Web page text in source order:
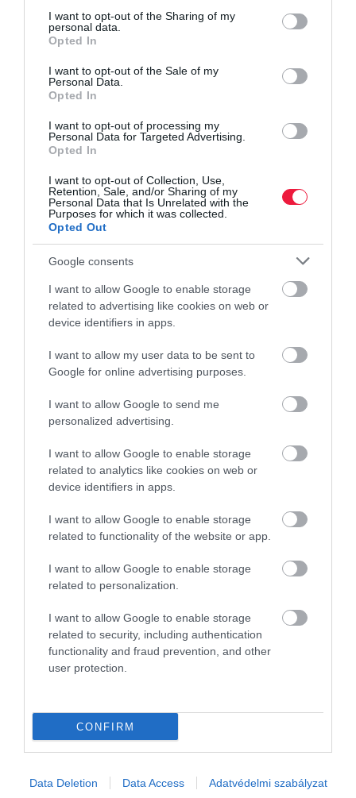
not limited to your visit or usage behaviour. You may click to
grant or deny consent to Google and its third-party tags to
use your data for below specified purposes in below Google
consent section.
I want to opt-out of the Sharing of my
personal data.
Opted In
I want to opt-out of the Sale of my
Personal Data.
Opted In
I want to opt-out of processing my
Personal Data for Targeted Advertising.
Opted In
I want to opt-out of Collection, Use,
Retention, Sale, and/or Sharing of my
Personal Data that Is Unrelated with the
Purposes for which it was collected.
Opted Out
Google consents
I want to allow Google to enable storage
related to advertising like cookies on web or
device identifiers in apps.
I want to allow my user data to be sent to
Google for online advertising purposes.
I want to allow Google to send me
personalized advertising.
I want to allow Google to enable storage
related to analytics like cookies on web or
device identifiers in apps.
I want to allow Google to enable storage
related to functionality of the website or app.
I want to allow Google to enable storage
related to personalization.
I want to allow Google to enable storage
related to security, including authentication
functionality and fraud prevention, and other
user protection.
CONFIRM
Data Deletion Data Access Adatvédelmi szabályzat
Így válassz okosan bankszámlát, tízezreket
Bár a júliusi díjemelések miatt tovább nőnek a különbségek a
banki költségek között, az MNB friss adatai szerint tudatos
választással – vagy akár bankon belüli csomagváltással – évente